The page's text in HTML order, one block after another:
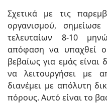
Σχετικά με τις
οργανισμού,
τελευταίων 8-10
απόφαση να υπαχθεί
βεβαίως για εμάς είναι
να λειτουργήσει με
διανέμει με απόλυτη
πόρους. Αυτό είναι το